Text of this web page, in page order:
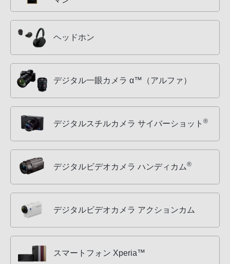
ヘッドホン
デジタル一眼カメラ α™（アルファ）
デジタルスチルカメラ サイバーショット ®
デジタルビデオカメラ ハンディカム®
デジタルビデオカメラ アクションカム
スマートフォン Xperia™